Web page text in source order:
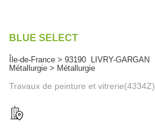
BLUE SELECT
Île-de-France > 93190 LIVRY-GARGAN
Métallurgie > Métallurgie
Travaux de peinture et vitrerie(4334Z)